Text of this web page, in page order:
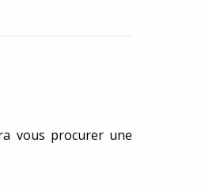
vous procurer une